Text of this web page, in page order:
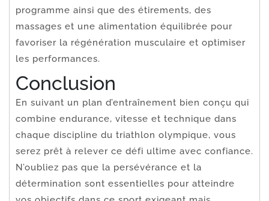
programme ainsi que des étirements, des
massages et une alimentation équilibrée pour
favoriser la régénération musculaire et optimiser
les performances.
Conclusion
En suivant un plan d’entraînement bien conçu qui
combine endurance, vitesse et technique dans
chaque discipline du triathlon olympique, vous
serez prêt à relever ce défi ultime avec confiance.
N’oubliez pas que la persévérance et la
détermination sont essentielles pour atteindre